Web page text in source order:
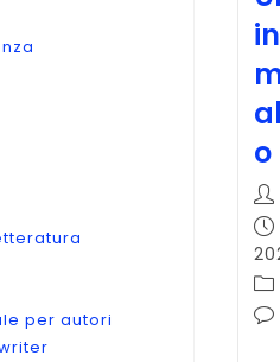
per autori